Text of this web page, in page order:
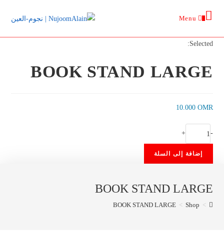
Menu
Selected:
BOOK STAND LARGE
10.000 OMR
كمية
BOOK
STAND
-
+
إضافة إلى السلة
BOOK STAND LARGE
>
Shop
>
BOOK STAND LARGE